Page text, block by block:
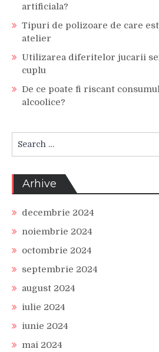
artificiala?
Tipuri de polizoare de care
atelier
Utilizarea diferitelor jucarii
cuplu
De ce poate fi riscant
alcoolice?
for:
Arhive
decembrie 2024
noiembrie 2024
octombrie 2024
septembrie 2024
august 2024
iulie 2024
iunie 2024
mai 2024